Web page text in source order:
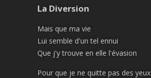
La Diversion
Mais que ma vie
Lui semble d'un tel ennui
Que j'y trouve en elle l'évasion
Pour que je ne quitte pas des yeux